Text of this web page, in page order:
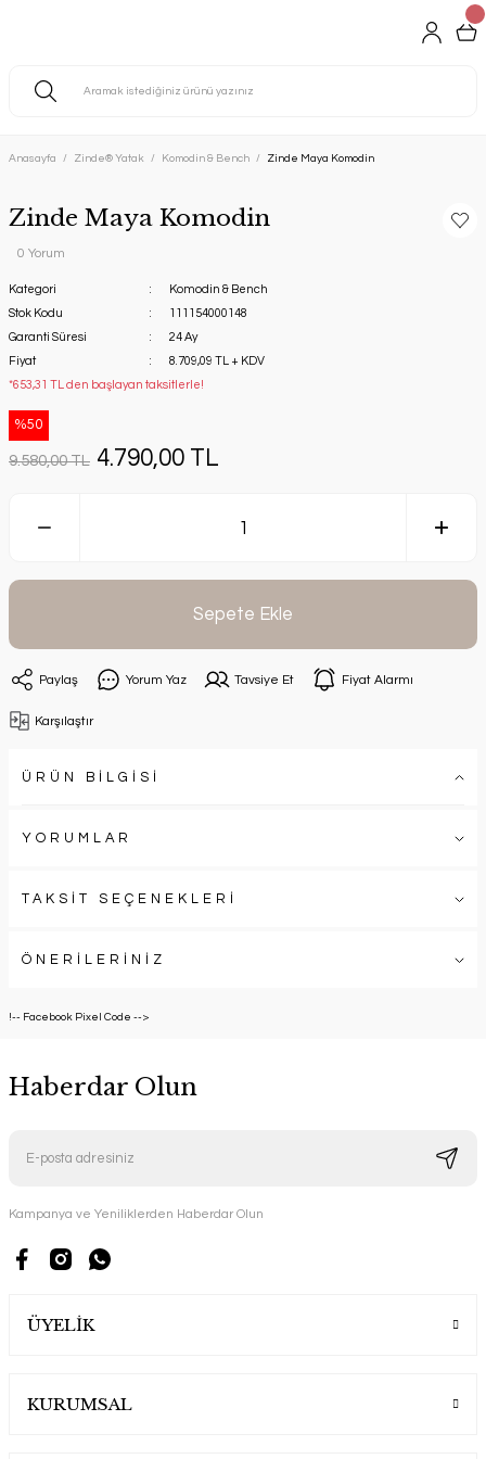
Anasayfa Zinde® Yatak Komodin & Bench Zinde Maya Komodin
Zinde Maya Komodin
0 Yorum
Kategori
Komodin & Bench
Stok Kodu
111154000148
Garanti Süresi
24 Ay
Fiyat
8.709,09 TL + KDV
*653,31 TL den başlayan taksitlerle!
%50
9.580,00 TL 4.790,00 TL
Sepete Ekle
Paylaş Yorum Yaz Tavsiye Et Fiyat Alarmı
Karşılaştır
ÜRÜN BİLGİSİ
YORUMLAR
TAKSİT SEÇENEKLERİ
ÖNERİLERİNİZ
!-- Facebook Pixel Code -->
Haberdar Olun
Kampanya ve Yeniliklerden Haberdar Olun
ÜYELİK
KURUMSAL